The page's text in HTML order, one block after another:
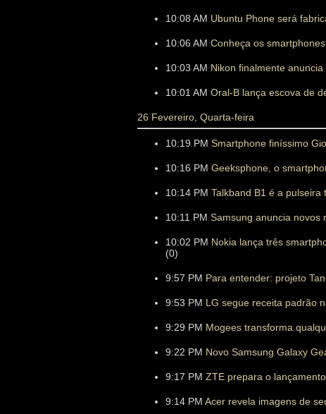
10:08 AM Ubuntu Phone será
10:06 AM Conheça os
10:03 AM Nikon finalmente anuncia
10:01 AM Oral-B lança escova de
26 Fevereiro, Quarta-feira
10:19 PM Smartphone finíssimo
10:16 PM Geeksphone, o
10:14 PM Talkband B1 é a pulseira
10:11 PM Samsung anuncia novos
10:02 PM Nokia lança três
(0)
9:57 PM Para entender: projeto
9:53 PM LG segue receita padrão
9:29 PM Mogees transforma
9:22 PM Novo Samsung Galaxy
9:17 PM ZTE prepara o
9:14 PM Acer revela imagens de